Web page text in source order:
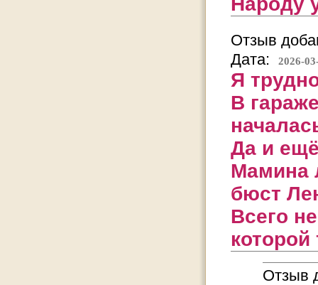
Отзыв
Дата:
2026-
Я
В
Да и
Мамина
бюст
Всего
которой
Отзыв